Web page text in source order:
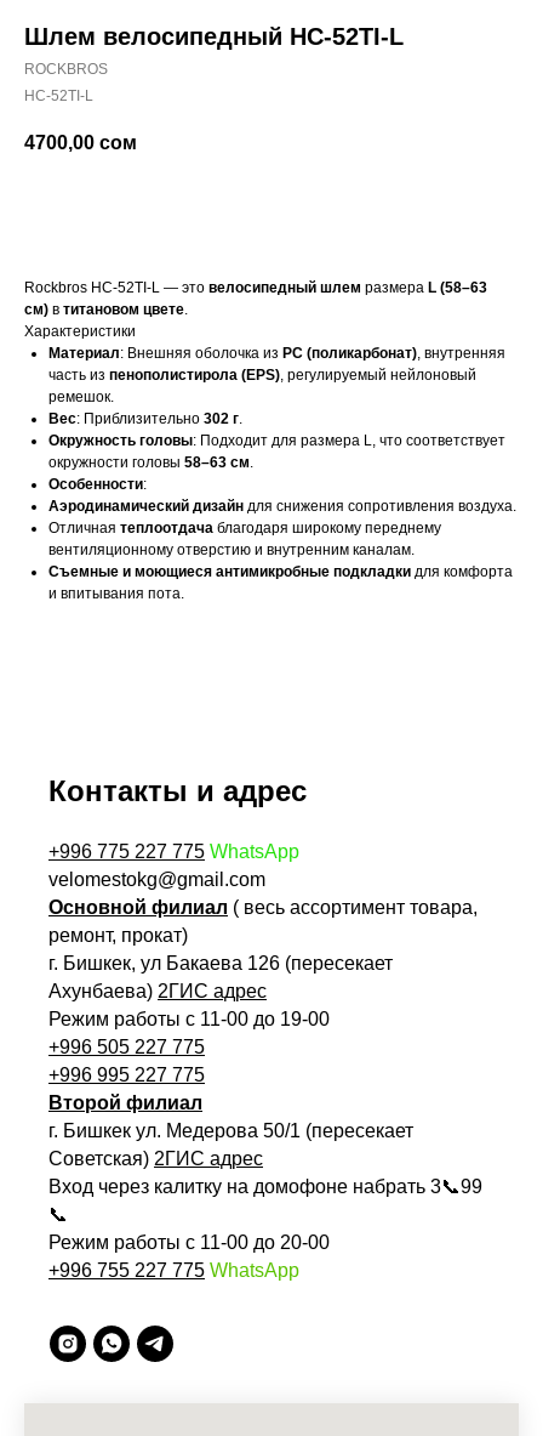
Шлем велосипедный HC-52TI-L
ROCKBROS
HC-52TI-L
4700,00 сом
Rockbros HC-52TI-L — это велосипедный шлем размера L (58–63
см) в титановом цвете.
Характеристики
Материал: Внешняя оболочка из PC (поликарбонат), внутренняя
часть из пенополистирола (EPS), регулируемый нейлоновый
ремешок.
Вес: Приблизительно 302 г.
Окружность головы: Подходит для размера L, что соответствует
окружности головы 58–63 см.
Особенности:
Аэродинамический дизайн для снижения сопротивления воздуха.
Отличная теплоотдача благодаря широкому переднему
вентиляционному отверстию и внутренним каналам.
Съемные и моющиеся антимикробные подкладки для комфорта
и впитывания пота.
Контакты и адрес
+996 775 227 775 WhatsApp
velomestokg@gmail.com
Основной филиал ( весь ассортимент товара,
ремонт, прокат)
г. Бишкек, ул Бакаева 126 (пересекает
Ахунбаева) 2ГИС адрес
Режим работы с 11-00 до 19-00
+996 505 227 775
+996 995 227 775
Второй филиал
г. Бишкек ул. Медерова 50/1 (пересекает
Советская) 2ГИС адрес
Вход через калитку на домофоне набрать 3📞99
📞
Режим работы с 11-00 до 20-00
+996 755 227 775 WhatsApp